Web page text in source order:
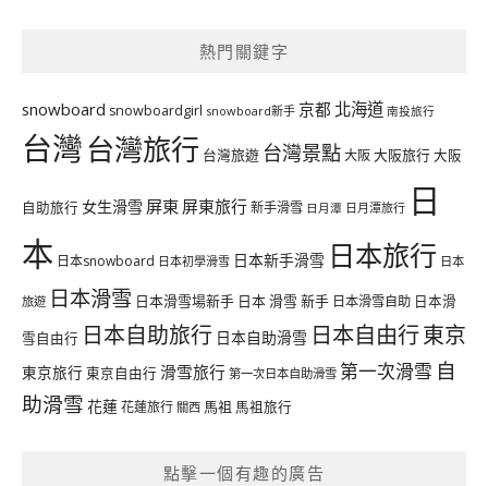
熱門關鍵字
snowboard snowboardgirl snowboard新手 京都 北海道 南投旅行
台灣台灣旅行 台灣旅遊 台灣景點大阪大阪旅行大阪
自助旅行 女生滑雪 屏東 屏東旅行新手滑雪 日月潭 日月潭旅行 日
本 日本snowboard 日本初學滑雪 日本新手滑雪 日本旅行 日本
旅遊 日本滑雪 日本滑雪場新手 日本 滑雪 新手 日本滑雪自助 日本滑
雪自由行 日本自助旅行 日本自助滑雪 日本自由行東京
東京旅行 東京自由行 滑雪旅行 第一次日本自助滑雪 第一次滑雪 自
助滑雪 花蓮花蓮旅行 關西 馬祖 馬祖旅行
點擊一個有趣的廣告